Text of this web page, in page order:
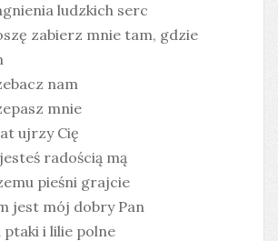
ludzkich serc
zabierz mnie tam, gdzie
nam
mnie
ujrzy Cię
radością mą
pieśni grajcie
jest mój dobry Pan
ptaki i lilie polne